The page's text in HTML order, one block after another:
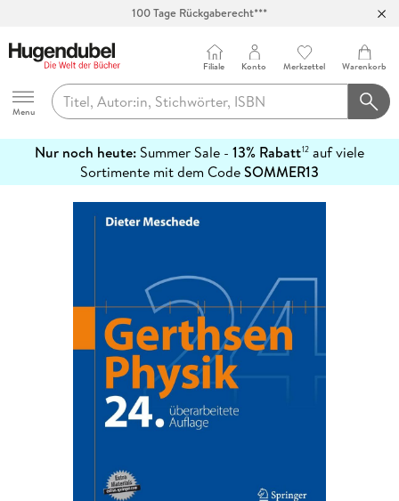
100 Tage Rückgaberecht***
Hugendubel
Menu
Filiale Konto Merkzettel Warenkorb
Nur noch heute: Summer Sale - 13% Rabatt12 auf viele
Sortimente mit dem CodeSOMMER13
erfahren